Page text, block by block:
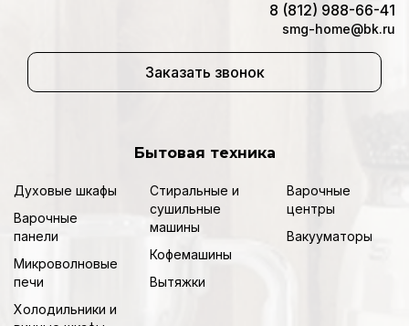
8 (812) 988-66-41
smg-home@bk.ru
Заказать звонок
Бытовая техника
Духовые шкафы
Варочные
панели
Микроволновые
печи
Холодильники и
Стиральные и
сушильные
машины
Кофемашины
Вытяжки
Варочные
центры
Вакууматоры